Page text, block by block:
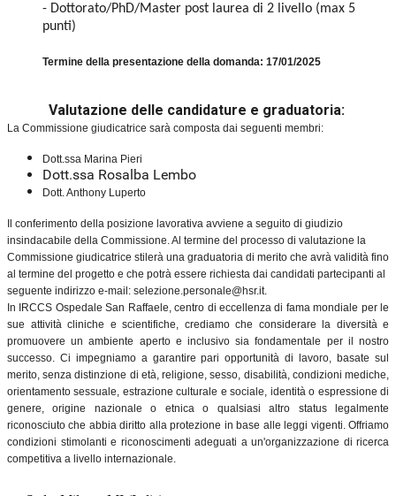
- Dottorato/PhD/Master post laurea di 2 livello (max 5
punti)
Termine della presentazione della domanda: 17/01/2025
Valutazione delle candidature e graduatoria:
La Commissione giudicatrice sarà composta dai seguenti membri:
Dott.ssa Marina Pieri
Dott.ssa Rosalba Lembo
Dott. Anthony Luperto
Il conferimento della posizione lavorativa avviene a seguito di giudizio
insindacabile della Commissione. Al termine del processo di valutazione la
Commissione giudicatrice stilerà una graduatoria di merito che avrà validità fino
al termine del progetto e che potrà essere richiesta dai candidati partecipanti al
seguente indirizzo e-mail: selezione.personale@hsr.it.
In IRCCS Ospedale San Raffaele, centro di eccellenza di fama mondiale per le
sue attività cliniche e scientifiche, crediamo che considerare la diversità e
promuovere un ambiente aperto e inclusivo sia fondamentale per il nostro
successo. Ci impegniamo a garantire pari opportunità di lavoro, basate sul
merito, senza distinzione di età, religione, sesso, disabilità, condizioni mediche,
orientamento sessuale, estrazione culturale e sociale, identità o espressione di
genere, origine nazionale o etnica o qualsiasi altro status legalmente
riconosciuto che abbia diritto alla protezione in base alle leggi vigenti. Offriamo
condizioni stimolanti e riconoscimenti adeguati a un'organizzazione di ricerca
competitiva a livello internazionale.